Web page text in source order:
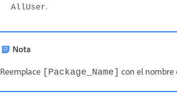
AllUser.
Nota
Reemplace [Package_Name] con el nombre